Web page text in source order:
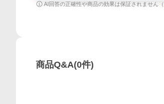
AI回答の正確性や商品の効果は保証されません（
商品Q&A(0件)